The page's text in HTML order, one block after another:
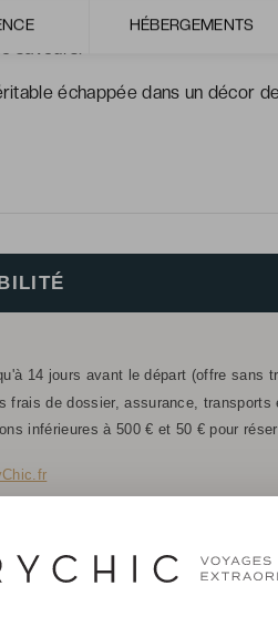
HÉBERGEMENTS
mi mexicaine surprenante
échappée dans un décor
14 jours avant le départ (offre sans
frais de dossier, assurance, transports
inférieures à 500 € et 50 € pour